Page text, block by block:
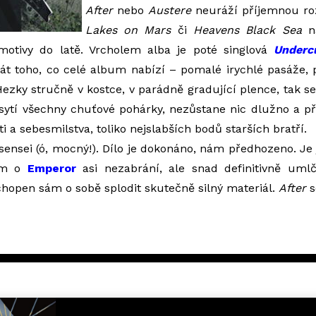
Afternebo Austereneuráží příjemnou
Lakes on Marsči Heavens Black Sea
do latě. Vrcholem alba je poté singlová
toho, co celé album nabízí – pomalé irychlé pasáže,
stručně v kostce, v parádně gradující plence, tak
všechny chuťové pohárky, nezůstane nic dlužno a
a sebesmilstva, toliko nejslabších bodů starších bratří.
(ó, mocný!). Dílo je dokonáno, nám předhozeno. Je
o Emperorasi nezabrání, ale snad definitivně
sám o sobě splodit skutečně silný materiál. After